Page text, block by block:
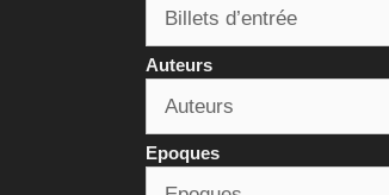
Auteurs
Epoques